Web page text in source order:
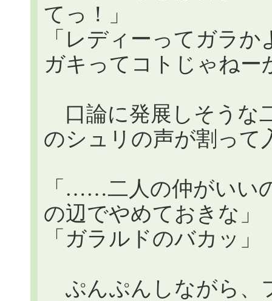
てっ！」
「レディーってガラ
ガキってコトじゃねー
口論に発展しそうな
のシュリの声が割って
「……二人の仲がいい
の辺でやめておきな」
「ガラルドのバカッ」
ぷんぷんしながら、